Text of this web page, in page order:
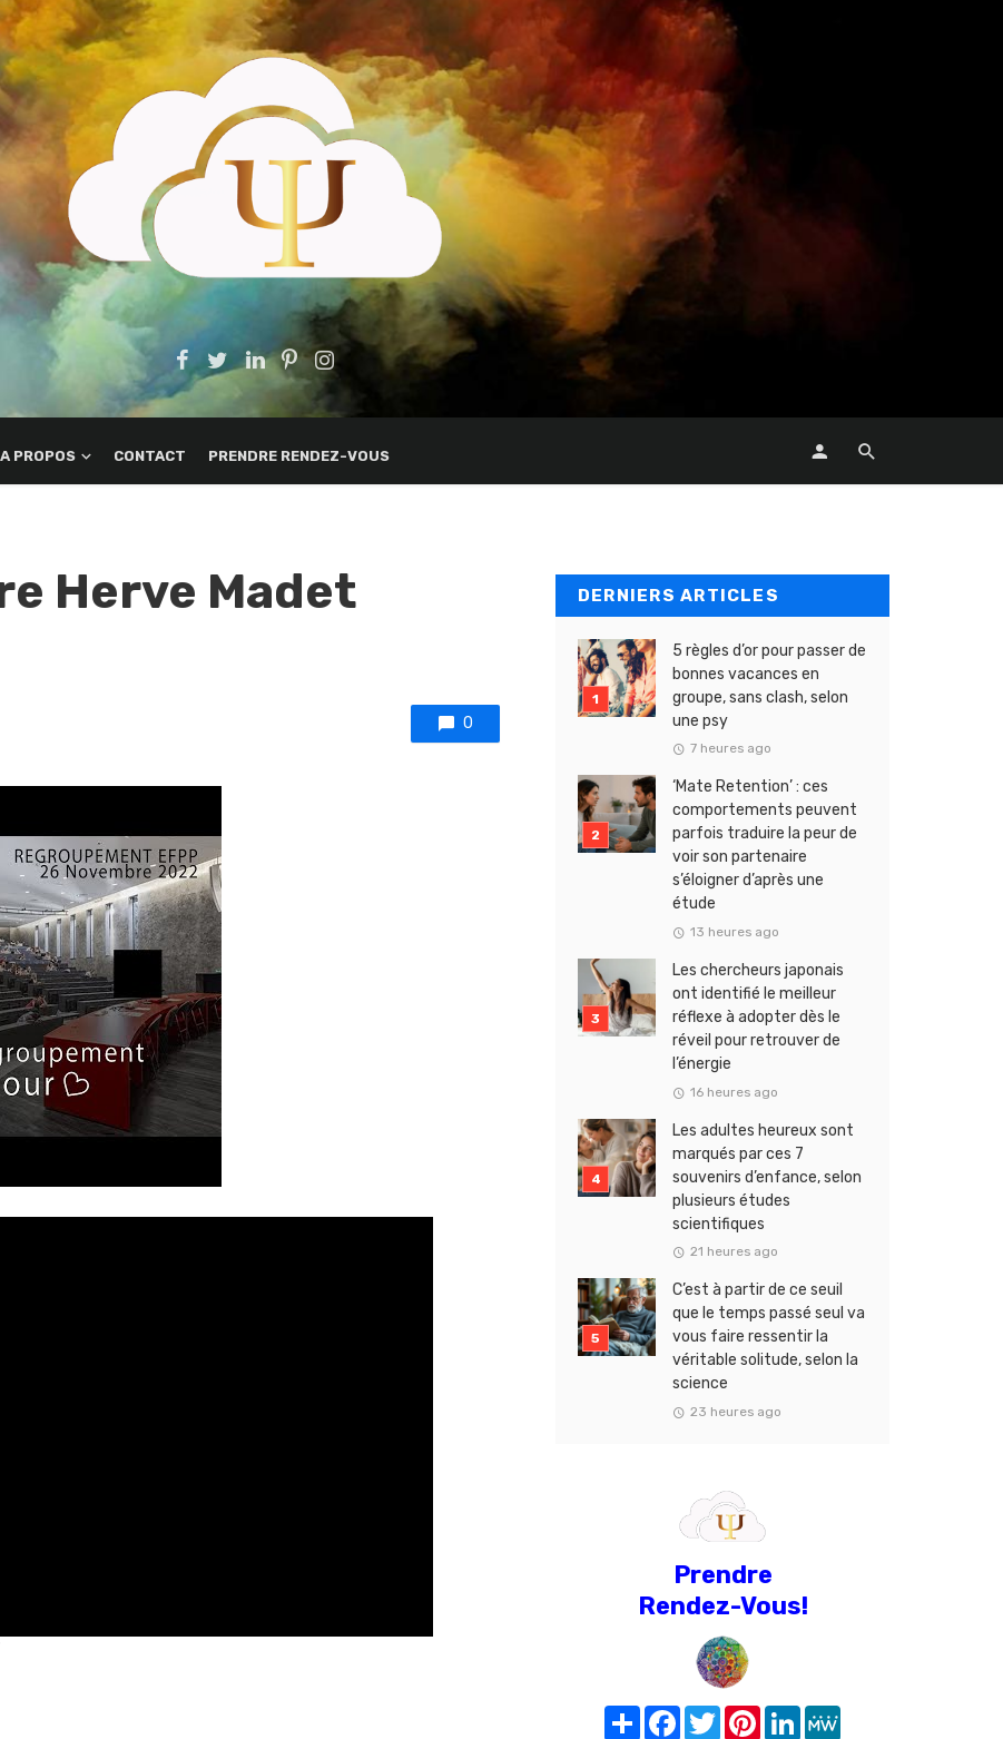
A PROPOS CONTACT PRENDRE RENDEZ-VOUS
Herve Madet
0
DERNIERS ARTICLES
5 règles d’or pour passer de
bonnes vacances en
groupe, sans clash, selon
une psy
7 heures ago
‘Mate Retention’ : ces
comportements peuvent
parfois traduire la peur de
voir son partenaire
s’éloigner d’après une
étude
13 heures ago
Les chercheurs japonais
ont identifié le meilleur
réflexe à adopter dès le
réveil pour retrouver de
l’énergie
16 heures ago
Les adultes heureux sont
marqués par ces 7
souvenirs d’enfance, selon
plusieurs études
scientifiques
21 heures ago
C’est à partir de ce seuil
que le temps passé seul va
vous faire ressentir la
véritable solitude, selon la
science
23 heures ago
Prendre
Rendez-Vous!
Share FacebookTwitterPinterest
LinkedIn